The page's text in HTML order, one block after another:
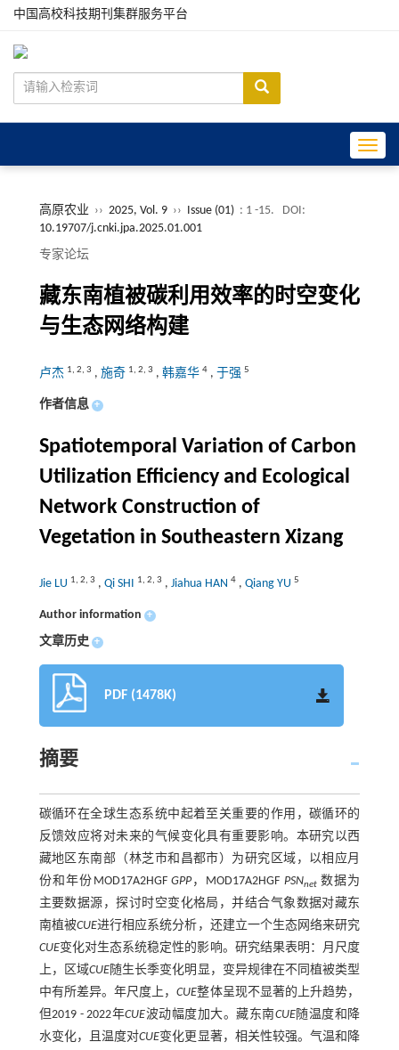
中国高校科技期刊集群服务平台
高原农业 ›› 2025, Vol. 9 ›› Issue (01) : 1 -15.
DOI:
10.19707/j.cnki.jpa.2025.01.001
专家论坛
藏东南植被碳利用效率的时空变化
与生态网络构建
卢杰 1, 2, 3 , 施奇 1, 2, 3 , 韩嘉华 4, 于强 5
作者信息 +
Spatiotemporal Variation of Carbon
Utilization Efficiency and Ecological
Network Construction of
Vegetation in Southeastern Xizang
Jie LU 1, 2, 3 , Qi SHI 1, 2, 3 , Jiahua HAN 4, Qiang YU 5
Author information +
文章历史 +
PDF (1478K)
摘要
碳循环在全球生态系统中起着至关重要的作用，碳循环的
反馈效应将对未来的气候变化具有重要影响。本研究以西
藏地区东南部（林芝市和昌都市）为研究区域，以相应月
份和年份MOD17A2HGF GPP，MOD17A2HGF PSNnet数据为
主要数据源，探讨时空变化格局，并结合气象数据对藏东
南植被CUE进行相应系统分析，还建立一个生态网络来研究
CUE变化对生态系统稳定性的影响。研究结果表明：月尺度
上，区域CUE随生长季变化明显，变异规律在不同植被类型
中有所差异。年尺度上，CUE整体呈现不显著的上升趋势，
但2019 - 2022年CUE波动幅度加大。藏东南CUE随温度和降
水变化，且温度对CUE变化更显著，相关性较强。气温和降